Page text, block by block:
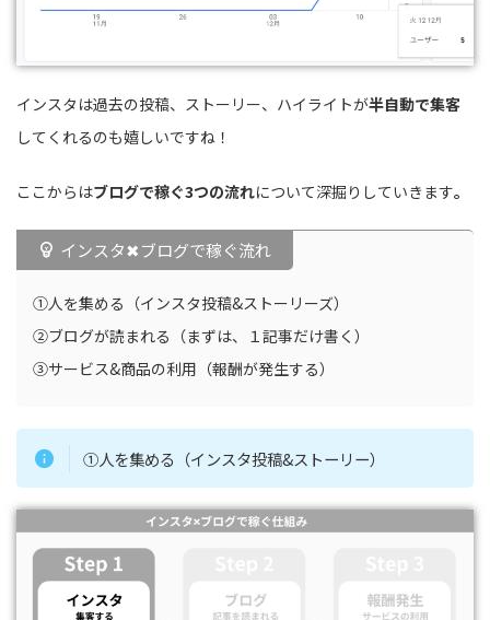
インスタは過去の投稿、ストーリー、ハイライトが半自動で集客
してくれるのも嬉しいですね！
ここからはブログで稼ぐ3つの流れについて深掘りしていきます。
インスタ✖︎ブログで稼ぐ流れ
①人を集める（インスタ投稿&ストーリーズ）
②ブログが読まれる（まずは、１記事だけ書く）
③サービス&商品の利用（報酬が発生する）
①人を集める（インスタ投稿&ストーリー）